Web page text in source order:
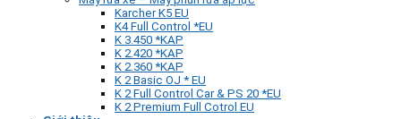
Karcher K5 EU
K4 Full Control *EU
K 3.450 *KAP
K 2.420 *KAP
K 2.360 *KAP
K 2 Basic OJ * EU
K 2 Full Control Car & PS 20 *EU
K 2 Premium Full Cotrol EU